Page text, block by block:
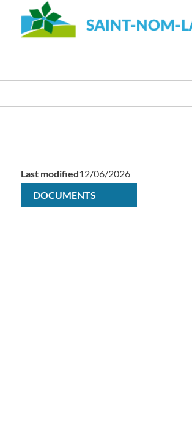
Last modified12/06/2026
DOCUMENTS